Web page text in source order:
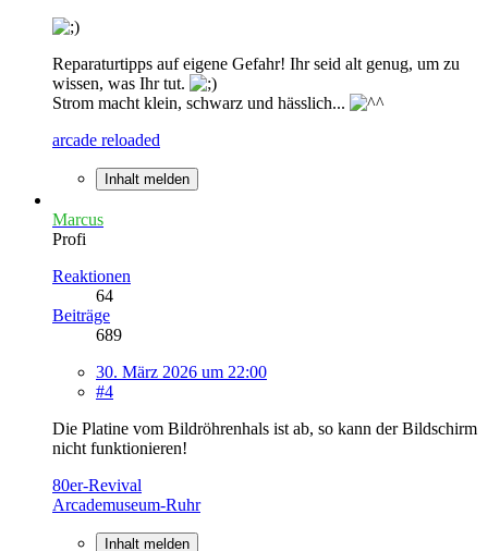
Reparaturtipps auf eigene Gefahr! Ihr seid alt genug, um zu
wissen, was Ihr tut.
Strom macht klein, schwarz und hässlich...
arcade reloaded
Inhalt melden
Marcus
Profi
Reaktionen
64
Beiträge
689
30. März 2026 um 22:00
#4
Die Platine vom Bildröhrenhals ist ab, so kann der Bildschirm
nicht funktionieren!
80er-Revival
Arcademuseum-Ruhr
Inhalt melden